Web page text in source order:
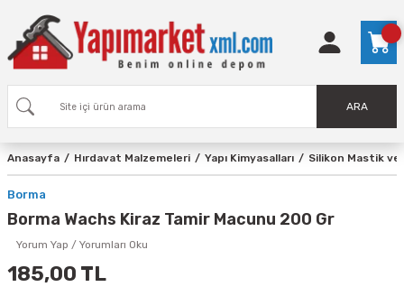
ARA
Anasayfa Hırdavat Malzemeleri Yapı Kimyasalları Silikon Mastik ve
Borma
Borma Wachs Kiraz Tamir Macunu 200 Gr
Yorum Yap / Yorumları Oku
185,00 TL